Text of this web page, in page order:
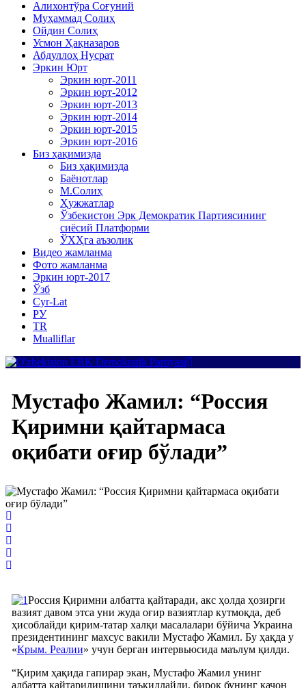
Алихонтўра Соғуний
Муҳаммад Солиҳ
Ойдин Солиҳ
Усмон Ҳақназаров
Абдуллоҳ Нусрат
Эркин Юрт
Эркин юрт-2011
Эркин юрт-2012
Эркин юрт-2013
Эркин юрт-2014
Эркин юрт-2015
Эркин юрт-2016
Биз ҳақимизда
Биз ҳақимизда
Баёнотлар
М.Солиҳ
Ҳужжатлар
Ўзбекистон Эрк Демократик Партиясининг
сиёсий Платформи
ЎХҲга аъзолик
Видео жамланма
Фото жамланма
Эркин юрт-2017
Ўзб
Cyr-Lat
РУ
TR
Mualliflar
Мустафо Жамил: “Россия
Қиримни қайтармаса
оқибати оғир бўлади”
Россия Қиримни албатта қайтаради, акс ҳолда ҳозирги
вазият давом этса уни жуда оғир вазиятлар кутмоқда, деб
ҳисоблайди қирим-татар халқи масалалари бўйича Украина
президентининг махсус вакили Мустафо Жамил. Бу ҳақда у
«Крым. Реалии» учун берган интервьюсида маълум қилди.
“Қирим ҳақида гапирар экан, Мустафо Жамил унинг
албатта қайтарилишини таъкидлайди, бироқ бунинг қачон